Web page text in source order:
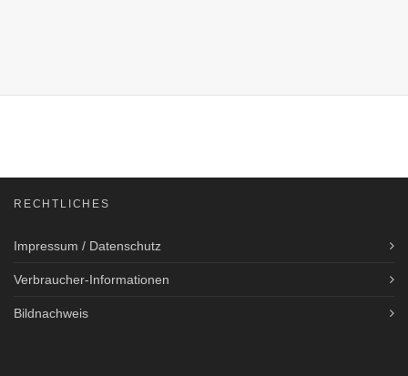
RECHTLICHES
Impressum / Datenschutz
Verbraucher-Informationen
Bildnachweis